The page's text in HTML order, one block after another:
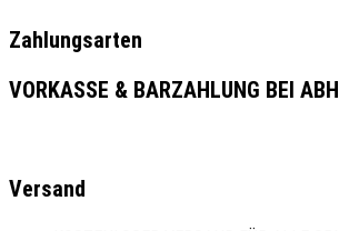
Zahlungsarten
VORKASSE & BARZAHLUNG BEI
Versand